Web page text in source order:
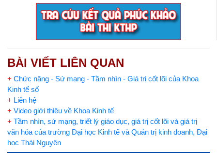
BÀI VIẾT LIÊN QUAN
+ Chức năng - Sứ mạng - Tầm nhìn - Giá trị cốt lõi của Khoa
Kinh tế số
+ Liên hệ
+ Video giới thiệu về Khoa Kinh tế
+ Tầm nhìn, sứ mạng, triết lý giáo dục, giá trị cốt lõi và giá trị
văn hóa của trường Đại học Kinh tế và Quản trị kinh doanh, Đại
học Thái Nguyên